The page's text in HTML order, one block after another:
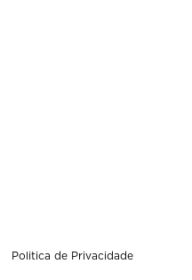
Politica de Privacidade